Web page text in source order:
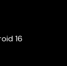
16